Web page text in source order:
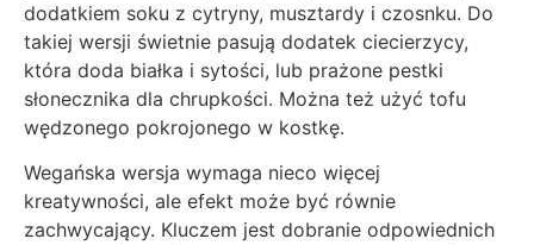
dodatkiem soku z cytryny, musztardy i czosnku. Do
takiej wersji świetnie pasują dodatek ciecierzycy,
która doda białka i sytości, lub prażone pestki
słonecznika dla chrupkości. Można też użyć tofu
wędzonego pokrojonego w kostkę.
Wegańska wersja wymaga nieco więcej
kreatywności, ale efekt może być równie
zachwycający. Kluczem jest dobranie odpowiednich